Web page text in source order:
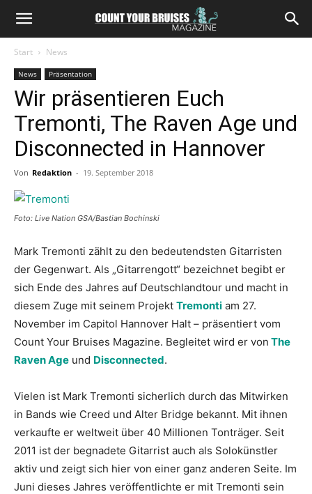
Start News
News Präsentation
Wir präsentieren Euch
Tremonti, The Raven Age und
Disconnected in Hannover
Von Redaktion - 19. September 2018
Foto: Live Nation GSA/Bastian Bochinski
Mark Tremonti zählt zu den bedeutendsten Gitarristen
der Gegenwart. Als „Gitarrengott“ bezeichnet begibt er
sich Ende des Jahres auf Deutschlandtour und macht in
diesem Zuge mit seinem Projekt Tremonti am 27.
November im Capitol Hannover Halt – präsentiert vom
Count Your Bruises Magazine. Begleitet wird er von The
Raven Age und Disconnected.
Vielen ist Mark Tremonti sicherlich durch das Mitwirken
in Bands wie Creed und Alter Bridge bekannt. Mit ihnen
verkaufte er weltweit über 40 Millionen Tonträger. Seit
2011 ist der begnadete Gitarrist auch als Solokünstler
aktiv und zeigt sich hier von einer ganz anderen Seite. Im
Juni dieses Jahres veröffentlichte er mit Tremonti sein